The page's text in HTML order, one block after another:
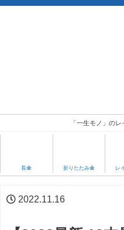
「一生モノ」の
長傘 折りたたみ傘 レ
2022.11.16